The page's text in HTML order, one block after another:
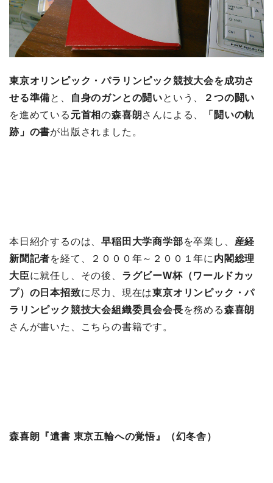
東京オリンピック・パラリンピック競技大会を成功さ
せる準備と、 自身のガンとの闘いという、
２つの闘い
を進めている 元首相の森喜朗 さんによる、
「闘いの軌
跡」の書が出版されました。
本日紹介するのは、早稲田大学商学部を卒業し、 産経
新聞記者を経て、２０００年～２００１年に 内閣総理
大臣に就任し、その後、 ラグビーW杯（ワールドカッ
プ）の日本招致に尽力、現在は東京オリンピック・パ
ラリンピック競技大会組織委員会会長を務める森喜朗
さんが書いた、こちらの書籍です。
森喜朗『遺書 東京五輪への覚悟』（幻冬舎）